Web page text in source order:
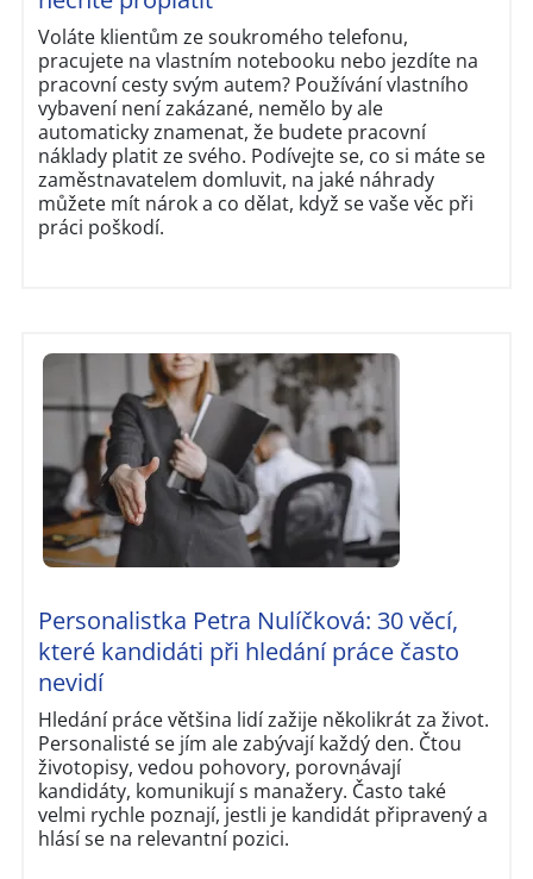
Voláte klientům ze soukromého telefonu,
pracujete na vlastním notebooku nebo jezdíte na
pracovní cesty svým autem? Používání vlastního
vybavení není zakázané, nemělo by ale
automaticky znamenat, že budete pracovní
náklady platit ze svého. Podívejte se, co si máte se
zaměstnavatelem domluvit, na jaké náhrady
můžete mít nárok a co dělat, když se vaše věc při
práci poškodí.
Personalistka Petra Nulíčková: 30 věcí,
které kandidáti při hledání práce často
nevidí
Hledání práce většina lidí zažije několikrát za život.
Personalisté se jím ale zabývají každý den. Čtou
životopisy, vedou pohovory, porovnávají
kandidáty, komunikují s manažery. Často také
velmi rychle poznají, jestli je kandidát připravený a
hlásí se na relevantní pozici.